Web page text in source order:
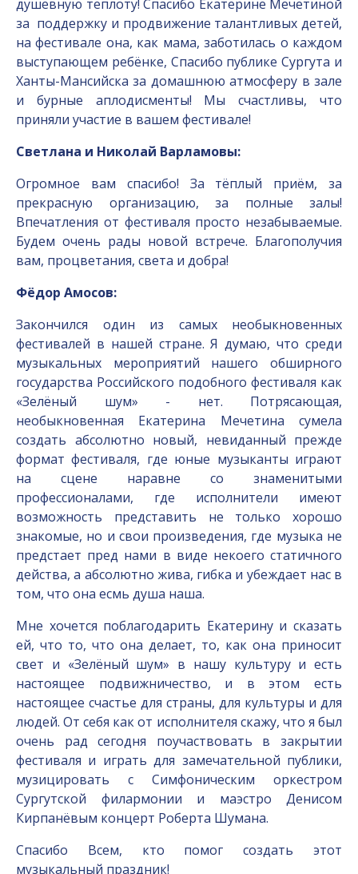
душевную теплоту! Спасибо Екатерине Мечетиной
за поддержку и продвижение талантливых детей,
на фестивале она, как мама, заботилась о каждом
выступающем ребёнке, Спасибо публике Сургута и
Ханты-Мансийска за домашнюю атмосферу в зале
и бурные аплодисменты! Мы счастливы, что
приняли участие в вашем фестивале!
Светлана и Николай Варламовы:
Огромное вам спасибо! За тёплый приём, за
прекрасную организацию, за полные залы!
Впечатления от фестиваля просто незабываемые.
Будем очень рады новой встрече. Благополучия
вам, процветания, света и добра!
Фёдор Амосов:
Закончился один из самых необыкновенных
фестивалей в нашей стране. Я думаю, что среди
музыкальных мероприятий нашего обширного
государства Российского подобного фестиваля как
«Зелёный шум» - нет. Потрясающая,
необыкновенная Екатерина Мечетина сумела
создать абсолютно новый, невиданный прежде
формат фестиваля, где юные музыканты играют
на сцене наравне со знаменитыми
профессионалами, где исполнители имеют
возможность представить не только хорошо
знакомые, но и свои произведения, где музыка не
предстает пред нами в виде некоего статичного
действа, а абсолютно жива, гибка и убеждает нас в
том, что она есмь душа наша.
Мне хочется поблагодарить Екатерину и сказать
ей, что то, что она делает, то, как она приносит
свет и «Зелёный шум» в нашу культуру и есть
настоящее подвижничество, и в этом есть
настоящее счастье для страны, для культуры и для
людей. От себя как от исполнителя скажу, что я был
очень рад сегодня поучаствовать в закрытии
фестиваля и играть для замечательной публики,
музицировать с Симфоническим оркестром
Сургутской филармонии и маэстро Денисом
Кирпанёвым концерт Роберта Шумана.
Спасибо Всем, кто помог создать этот
музыкальный праздник!